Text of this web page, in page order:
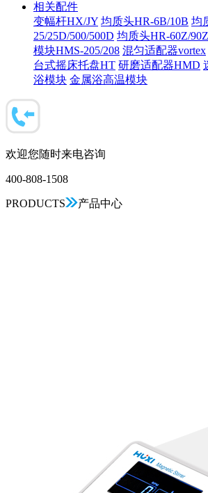
相关配件
变幅杆HX/JY 均质头HR-6B/10B 均
25/25D/500/500D 均质头HR-60Z/90Z
模块HMS-205/208 混匀适配器vortex
台式摇床托盘HT 研磨适配器HMD
浴模块 金属浴高温模块
欢迎您随时来电咨询
400-808-1508
PRODUCTS 产品中心